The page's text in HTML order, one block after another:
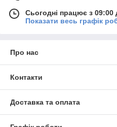
Сьогодні працює з 09:00
Показати весь графік
Про нас
Контакти
Доставка та оплата